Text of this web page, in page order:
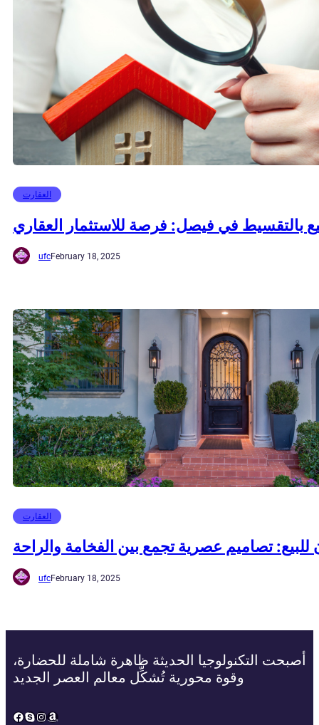
العقارت
بالتقسيط في فيصل: فرصة للاستثمار العقاري
ufcFebruary 18, 2025
العقارت
تصاميم عصرية تجمع بين الفخامة والراحة
ufcFebruary 18, 2025
أصبحت التكنولوجيا الحديثة ظاهرة شاملة للحضارة،
وقوة محورية تُشكِّل معالم العصر الجديد
Facebook
Skype
Instagram
Amazon